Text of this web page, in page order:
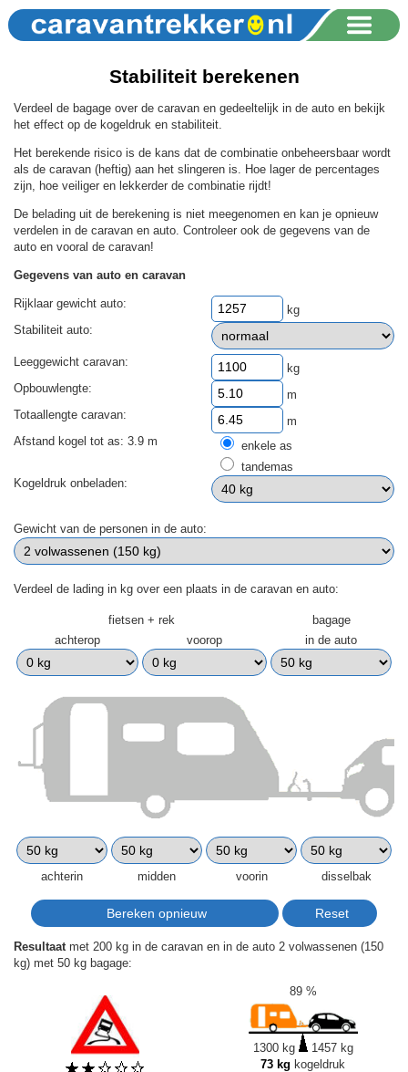
Stabiliteit berekenen
Verdeel de bagage over de caravan en gedeeltelijk in de auto en bekijk
het effect op de kogeldruk en stabiliteit.
Het berekende risico is de kans dat de combinatie onbeheersbaar wordt
als de caravan (heftig) aan het slingeren is. Hoe lager de percentages
zijn, hoe veiliger en lekkerder de combinatie rijdt!
De belading uit de berekening is niet meegenomen en kan je opnieuw
verdelen in de caravan en auto. Controleer ook de gegevens van de
auto en vooral de caravan!
Gegevens van auto en caravan
Rijklaar gewicht auto:
kg
Stabiliteit auto:
Leeggewicht caravan:
kg
Opbouwlengte:
m
Totaallengte caravan:
m
Afstand kogel tot as: 3.9 m
enkele as
tandemas
Kogeldruk onbeladen:
Gewicht van de personen in de auto:
Verdeel de lading in kg over een plaats in de caravan en auto:
fietsen + rek
bagage
achterop
voorop in de auto
achterin midden voorin disselbak
Resultaat met 200 kg in de caravan en in de auto 2 volwassenen (150
kg) met 50 kg bagage:
89 %
1300 kg
1457 kg
73 kg kogeldruk